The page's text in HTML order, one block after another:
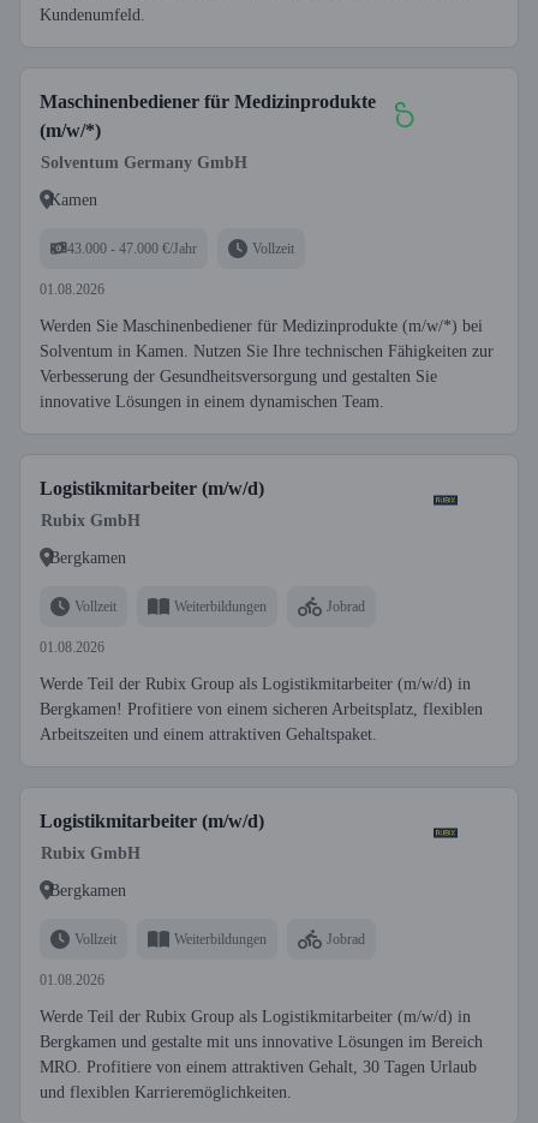
Kundenumfeld.
Maschinenbediener für Medizinprodukte
(m/w/*)
Solventum Germany GmbH
Kamen
43.000 - 47.000 €/Jahr Vollzeit
01.08.2026
Werden Sie Maschinenbediener für Medizinprodukte (m/w/*) bei
Solventum in Kamen. Nutzen Sie Ihre technischen Fähigkeiten zur
Verbesserung der Gesundheitsversorgung und gestalten Sie
innovative Lösungen in einem dynamischen Team.
Logistikmitarbeiter (m/w/d)
Rubix GmbH
Bergkamen
Vollzeit Weiterbildungen Jobrad
01.08.2026
Werde Teil der Rubix Group als Logistikmitarbeiter (m/w/d) in
Bergkamen! Profitiere von einem sicheren Arbeitsplatz, flexiblen
Arbeitszeiten und einem attraktiven Gehaltspaket.
Logistikmitarbeiter (m/w/d)
Rubix GmbH
Bergkamen
Vollzeit Weiterbildungen Jobrad
01.08.2026
Werde Teil der Rubix Group als Logistikmitarbeiter (m/w/d) in
Bergkamen und gestalte mit uns innovative Lösungen im Bereich
MRO. Profitiere von einem attraktiven Gehalt, 30 Tagen Urlaub
und flexiblen Karrieremöglichkeiten.